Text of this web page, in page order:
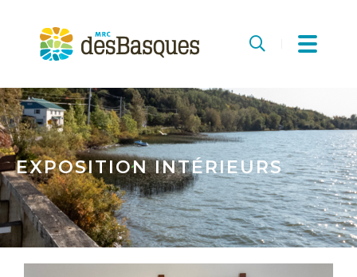
des
Basques
Recherche
EXPOSITION INTÉRIEURS